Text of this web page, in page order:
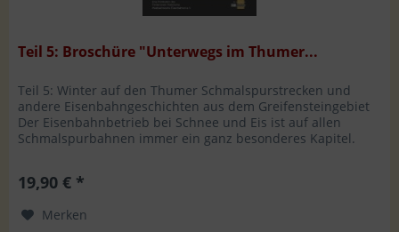
Teil 5: Broschüre "Unterwegs im Thumer...
Teil 5: Winter auf den Thumer Schmalspurstrecken und
andere Eisenbahngeschichten aus dem Greifensteingebiet
Der Eisenbahnbetrieb bei Schnee und Eis ist auf allen
Schmalspurbahnen immer ein ganz besonderes Kapitel.
19,90 € *
Merken